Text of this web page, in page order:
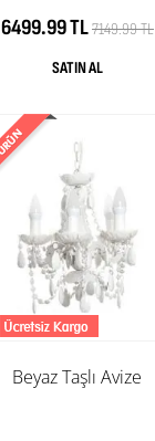
6499.99 TL7149.99 TL
Beyaz Taşlı Avize